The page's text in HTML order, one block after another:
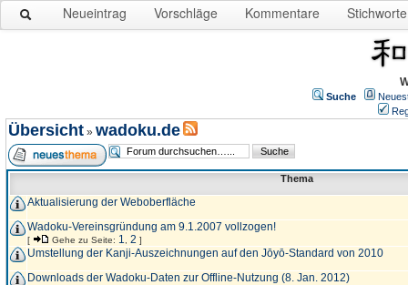
Neueintrag Vorschläge Kommentare Stichworte
Suche
Übersicht » wadoku.de
Thema
Aktualisierung der Weboberfläche
Wadoku-Vereinsgründung am 9.1.2007 vollzogen!
[ Gehe zu Seite: 1 2 ]
Umstellung der Kanji-Auszeichnungen auf den Jōyō-Standard von 2010
Downloads der Wadoku-Daten zur Offline-Nutzung (8. Jan. 2012)